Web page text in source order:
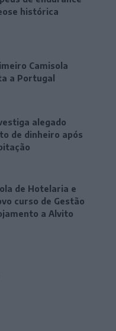
histórica
Camisola
a Portugal
alegado
de dinheiro após
de Hotelaria e
curso de Gestão
a Alvito